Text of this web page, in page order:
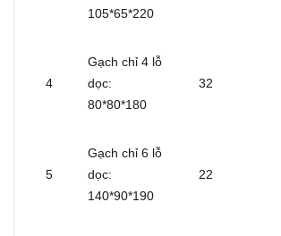
105*65*220
4
Gạch chỉ 4 lỗ
dọc:
80*80*180
32
5
Gạch chỉ 6 lỗ
dọc:
140*90*190
22